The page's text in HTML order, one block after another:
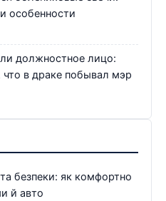
особенности
должностное лицо:
в драке побывал мэр
безпеки: як комфортно
й авто